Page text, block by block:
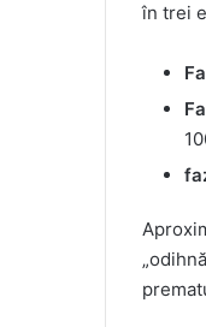
în trei